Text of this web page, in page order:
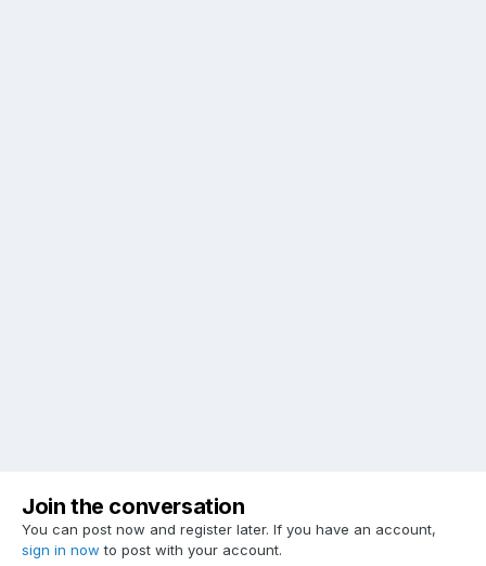
Join the conversation
You can post now and register later. If you have an account,
sign in now to post with your account.